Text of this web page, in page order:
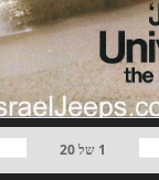
1 של20